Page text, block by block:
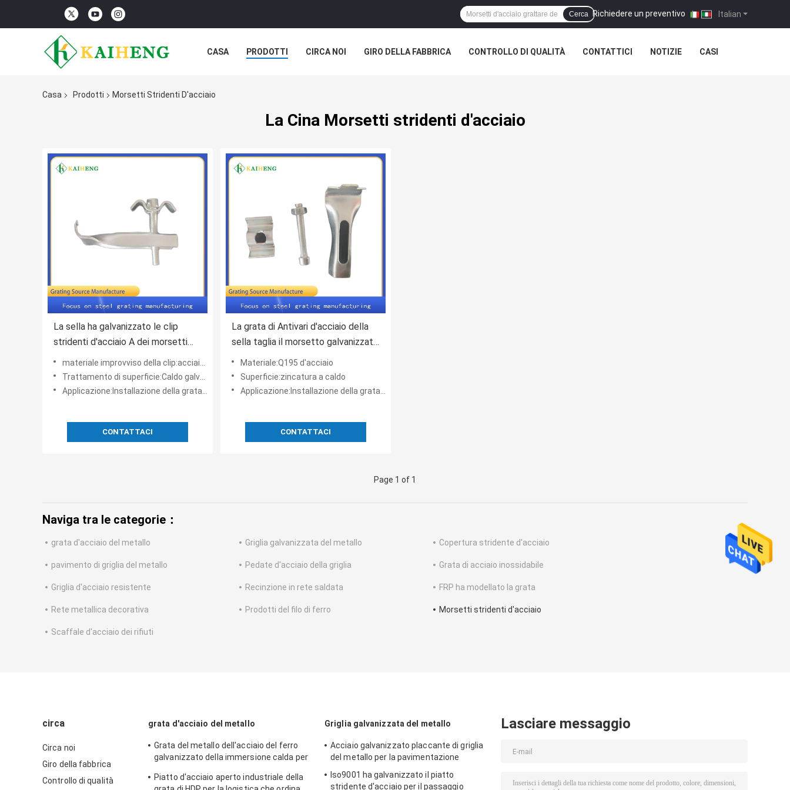
Italian
Richiedere un preventivo |
Cerca
CASA PRODOTTI CIRCA NOI GIRO DELLA FABBRICA CONTROLLO DI QUALITÀ CONTATTICI NOTIZIE CASI
Casa Prodotti Morsetti Stridenti D'acciaio
La Cina Morsetti stridenti d'acciaio
La sella ha galvanizzato le clip
stridenti d'acciaio A dei morsetti
Poiché tipo C
materiale improvviso della clip:acciaio inossidabile del、 d'acciaio Q235
Trattamento di superficie:Caldo galvanizzato
Applicazione:Installazione della grata d'acciaio
CONTATTACI
La grata di Antivari d'acciaio della
sella taglia il morsetto galvanizzato
dell'installazione
Materiale:Q195 d'acciaio
Superficie:zincatura a caldo
Applicazione:Installazione della grata d'acciaio
CONTATTACI
Page 1 of 1
Naviga tra le categorie：
grata d'acciaio del metallo Griglia galvanizzata del metallo Copertura stridente d'acciaio
pavimento di griglia del metallo Pedate d'acciaio della griglia Grata di acciaio inossidabile
Griglia d'acciaio resistente Recinzione in rete saldata FRP ha modellato la grata
Rete metallica decorativa Prodotti del filo di ferro Morsetti stridenti d'acciaio
Scaffale d'acciaio dei rifiuti
circa
Circa noi
Giro della fabbrica
Controllo di qualità
grata d'acciaio del metallo
Grata del metallo dell'acciaio del ferro
galvanizzato della immersione calda per
polisiliconico
Piatto d'acciaio aperto industriale della
Griglia galvanizzata del metallo
Acciaio galvanizzato placcante di griglia
del metallo per la pavimentazione
Iso9001 ha galvanizzato il piatto
stridente d'acciaio per il passaggio
Lasciare messaggio